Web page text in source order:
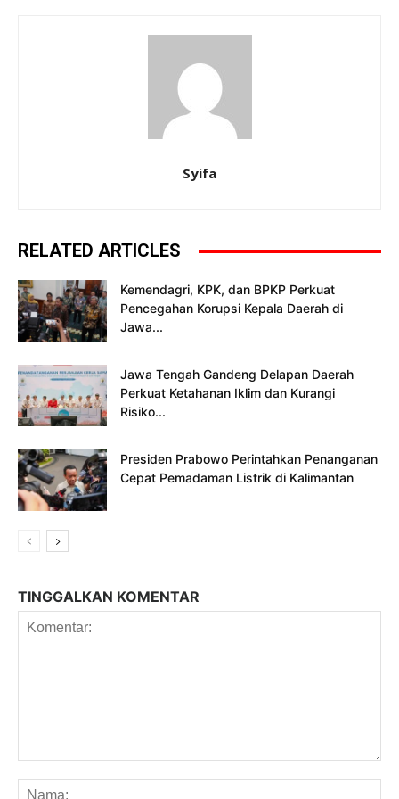
Syifa
RELATED ARTICLES
Kemendagri, KPK, dan BPKP Perkuat
Pencegahan Korupsi Kepala Daerah di
Jawa...
Jawa Tengah Gandeng Delapan Daerah
Perkuat Ketahanan Iklim dan Kurangi
Risiko...
Presiden Prabowo Perintahkan Penanganan
Cepat Pemadaman Listrik di Kalimantan
TINGGALKAN KOMENTAR